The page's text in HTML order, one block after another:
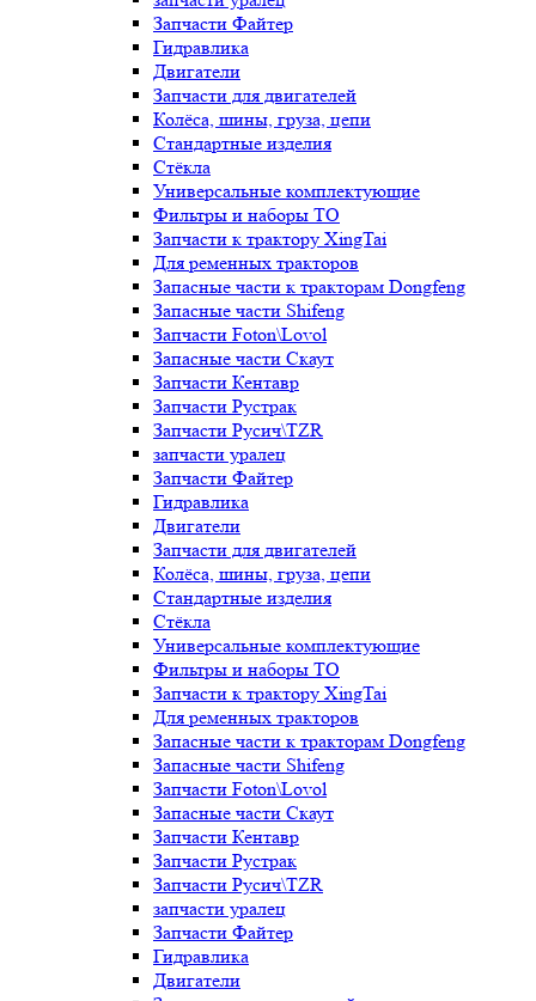
Запчасти Файтер
Гидравлика
Двигатели
Запчасти для двигателей
Колёса, шины, груза, цепи
Стандартные изделия
Стёкла
Универсальные комплектующие
Фильтры и наборы ТО
Запчасти к трактору XingTai
Для ременных тракторов
Запасные части к тракторам Dongfeng
Запасные части Shifeng
Запчасти Foton\Lovol
Запасные части Скаут
Запчасти Кентавр
Запчасти Рустрак
Запчасти Русич\TZR
запчасти уралец
Запчасти Файтер
Гидравлика
Двигатели
Запчасти для двигателей
Колёса, шины, груза, цепи
Стандартные изделия
Стёкла
Универсальные комплектующие
Фильтры и наборы ТО
Запчасти к трактору XingTai
Для ременных тракторов
Запасные части к тракторам Dongfeng
Запасные части Shifeng
Запчасти Foton\Lovol
Запасные части Скаут
Запчасти Кентавр
Запчасти Рустрак
Запчасти Русич\TZR
запчасти уралец
Запчасти Файтер
Гидравлика
Двигатели